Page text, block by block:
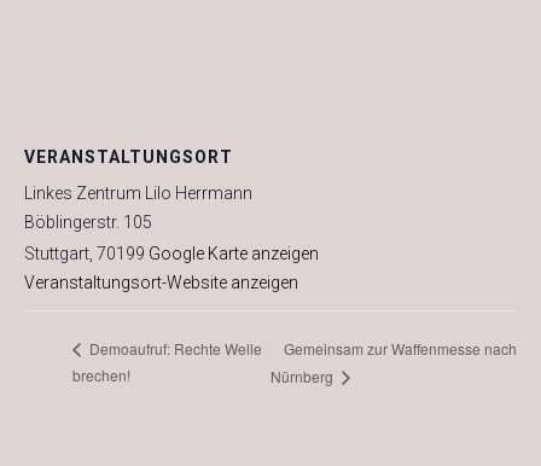
VERANSTALTUNGSORT
Linkes Zentrum Lilo Herrmann
Böblingerstr. 105
Stuttgart 70199 Google Karte anzeigen
Veranstaltungsort-Website anzeigen
Demoaufruf: Rechte Welle
brechen!
Gemeinsam zur Waffenmesse nach
Nürnberg